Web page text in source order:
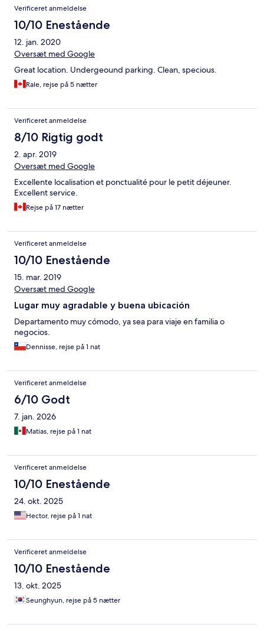
Verificeret anmeldelse
10/10 Enestående
12. jan. 2020
Oversæt med Google
Great location. Undergeound parking. Clean, specious.
Rale, rejse på 5 nætter
Verificeret anmeldelse
8/10 Rigtig godt
2. apr. 2019
Oversæt med Google
Excellente localisation et ponctualité pour le petit déjeuner.
Excellent service.
Rejse på 17 nætter
Verificeret anmeldelse
10/10 Enestående
15. mar. 2019
Oversæt med Google
Lugar muy agradable y buena ubicación
Departamento muy cómodo, ya sea para viaje en familia o
negocios.
Dennisse, rejse på 1 nat
Verificeret anmeldelse
6/10 Godt
7. jan. 2026
Matias, rejse på 1 nat
Verificeret anmeldelse
10/10 Enestående
24. okt. 2025
Hector, rejse på 1 nat
Verificeret anmeldelse
10/10 Enestående
13. okt. 2025
Seunghyun, rejse på 5 nætter